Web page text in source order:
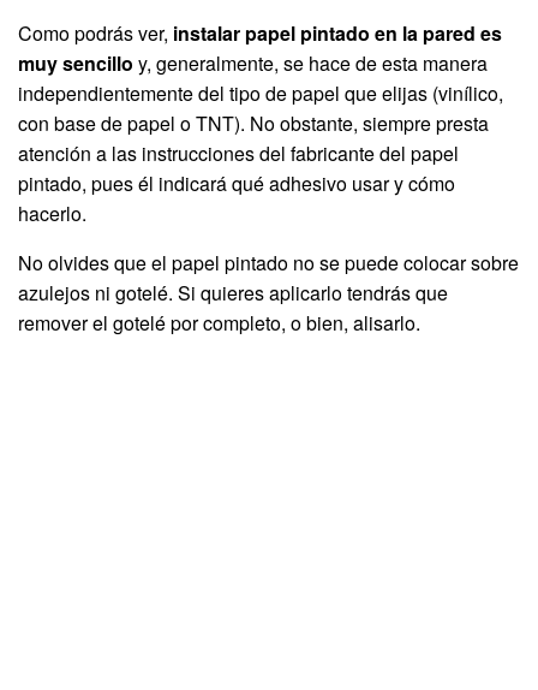
Como podrás ver, instalar papel pintado en la pared es
muy sencillo y, generalmente, se hace de esta manera
independientemente del tipo de papel que elijas (vinílico,
con base de papel o TNT). No obstante, siempre presta
atención a las instrucciones del fabricante del papel
pintado, pues él indicará qué adhesivo usar y cómo
hacerlo.
No olvides que el papel pintado no se puede colocar sobre
azulejos ni gotelé. Si quieres aplicarlo tendrás que
remover el gotelé por completo, o bien, alisarlo.